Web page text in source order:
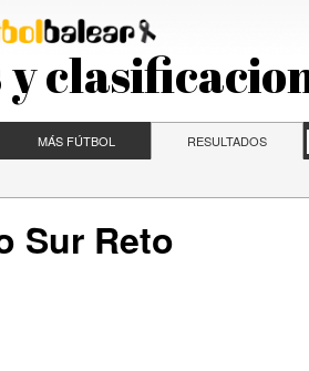
MÁS FÚTBOL RESULTADOS
Sur Reto